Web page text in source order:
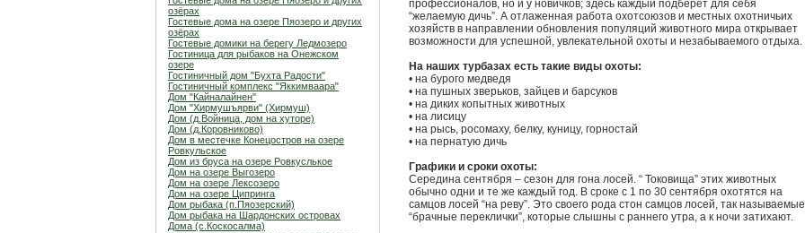
озёрах
Гостевые дома на озере Пяозеро и других
озёрах
Гостевые домики на берегу Ледмозеро
Гостиница для рыбаков на Онежском
озере
Гостиничный дом "Бухта Радости"
Гостиничный комплекс "Яккимваара"
Дом "Кайналайнен"
Дом "Хирмушъярви" (Хирмуш)
Дом (д.Войница, дом на хуторе)
Дом (д.Коровниково)
Дом в местечке Конецостров на озере
Ровкульское
Дом из бруса на озере Ровкуслькое
Дом на озере Выгозеро
Дом на озере Лексозеро
Дом на озере Ципринга
Дом рыбака (п.Пяозерский)
Дом рыбака на Шардонских островах
Дома (с.Коскосалма)
профессионалов, но и у новичков; здесь каждый подберет для себя
“желаемую дичь”. А отлаженная работа охотсоюзов и местных охотничьих
хозяйств в направлении обновления популяций животного мира открывает
возможности для успешной, увлекательной охоты и незабываемого отдыха.
На наших турбазах есть такие виды охоты:
• на бурого медведя
• на пушных зверьков, зайцев и барсуков
• на диких копытных животных
• на лисицу
• на рысь, росомаху, белку, куницу, горностай
• на пернатую дичь
Графики и сроки охоты:
Середина сентября – сезон для гона лосей. “ Токовища” этих животных
обычно одни и те же каждый год. В сроке с 1 по 30 сентября охотятся на
самцов лосей “на реву”. Это своего рода стон самцов лосей, так называемые
“брачные переклички”, которые слышны с раннего утра, а к ночи затихают.